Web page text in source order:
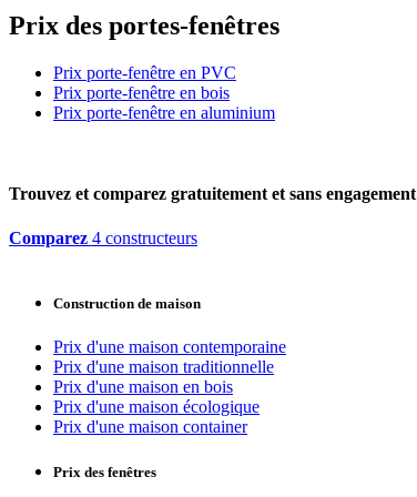
Prix des portes-fenêtres
Prix porte-fenêtre en PVC
Prix porte-fenêtre en bois
Prix porte-fenêtre en aluminium
Trouvez et comparez gratuitement et sans engagement
Comparez 4 constructeurs
Construction de maison
Prix d'une maison contemporaine
Prix d'une maison traditionnelle
Prix d'une maison en bois
Prix d'une maison écologique
Prix d'une maison container
Prix des fenêtres